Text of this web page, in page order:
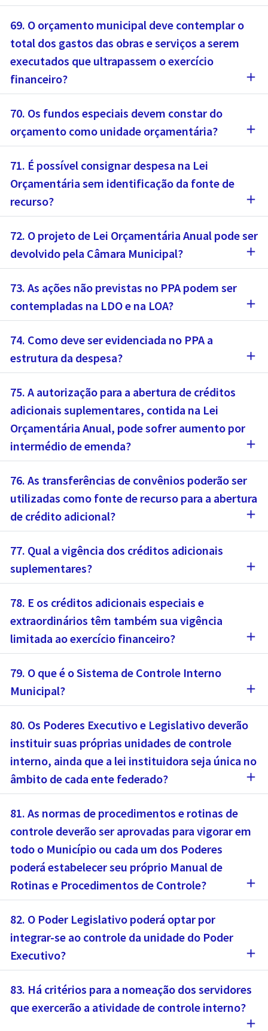
69. O orçamento municipal deve contemplar o
total dos gastos das obras e serviços a serem
executados que ultrapassem o exercício
financeiro?
add
70. Os fundos especiais devem constar do
orçamento como unidade orçamentária?
add
71. É possível consignar despesa na Lei
Orçamentária sem identificação da fonte de
recurso?
add
72. O projeto de Lei Orçamentária Anual pode ser
devolvido pela Câmara Municipal?
add
73. As ações não previstas no PPA podem ser
contempladas na LDO e na LOA?
add
74. Como deve ser evidenciada no PPA a
estrutura da despesa?
add
75. A autorização para a abertura de créditos
adicionais suplementares, contida na Lei
Orçamentária Anual, pode sofrer aumento por
intermédio de emenda?
add
76. As transferências de convênios poderão ser
utilizadas como fonte de recurso para a abertura
de crédito adicional?
add
77. Qual a vigência dos créditos adicionais
suplementares?
add
78. E os créditos adicionais especiais e
extraordinários têm também sua vigência
limitada ao exercício financeiro?
add
79. O que é o Sistema de Controle Interno
Municipal?
add
80. Os Poderes Executivo e Legislativo deverão
instituir suas próprias unidades de controle
interno, ainda que a lei instituidora seja única no
âmbito de cada ente federado?
add
81. As normas de procedimentos e rotinas de
controle deverão ser aprovadas para vigorar em
todo o Município ou cada um dos Poderes
poderá estabelecer seu próprio Manual de
Rotinas e Procedimentos de Controle?
add
82. O Poder Legislativo poderá optar por
integrar-se ao controle da unidade do Poder
Executivo?
add
83. Há critérios para a nomeação dos servidores
que exercerão a atividade de controle interno?
add